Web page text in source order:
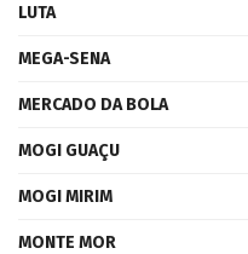
LUTA
MEGA-SENA
MERCADO DA BOLA
MOGI GUAÇU
MOGI MIRIM
MONTE MOR